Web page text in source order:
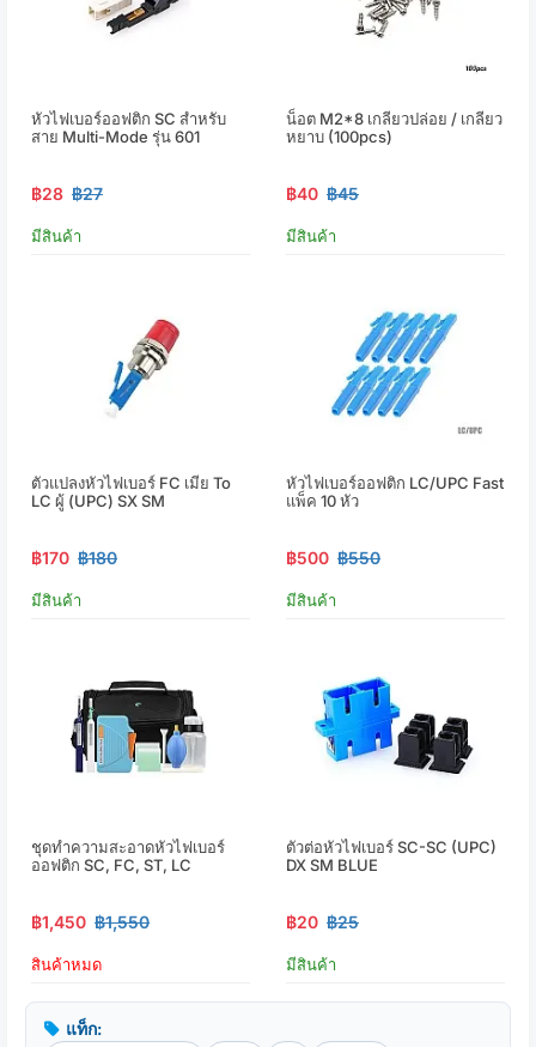
หัวไฟเบอร์ออฟติก SC สำหรับ
สาย Multi-Mode รุ่น 601
฿28 ฿27
มีสินค้า
น็อต M2*8 เกลียวปล่อย / เกลียว
หยาบ (100pcs)
฿40 ฿45
มีสินค้า
ตัวแปลงหัวไฟเบอร์ FC เมีย To
LC ผู้ (UPC) SX SM
฿170 ฿180
มีสินค้า
หัวไฟเบอร์ออฟติก LC/UPC Fast
แพ็ค 10 หัว
฿500 ฿550
มีสินค้า
ชุดทำความสะอาดหัวไฟเบอร์
ออฟติก SC, FC, ST, LC
฿1,450 ฿1,550
สินค้าหมด
ตัวต่อหัวไฟเบอร์ SC-SC (UPC)
DX SM BLUE
฿20 ฿25
มีสินค้า
แท็ก: